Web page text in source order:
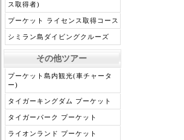
ス取得者)
プーケット ライセンス取得コース
シミラン島ダイビングクルーズ
その他ツアー
プーケット島内観光(車チャータ
ー)
タイガーキングダム プーケット
タイガーパーク プーケット
ライオンランド プーケット